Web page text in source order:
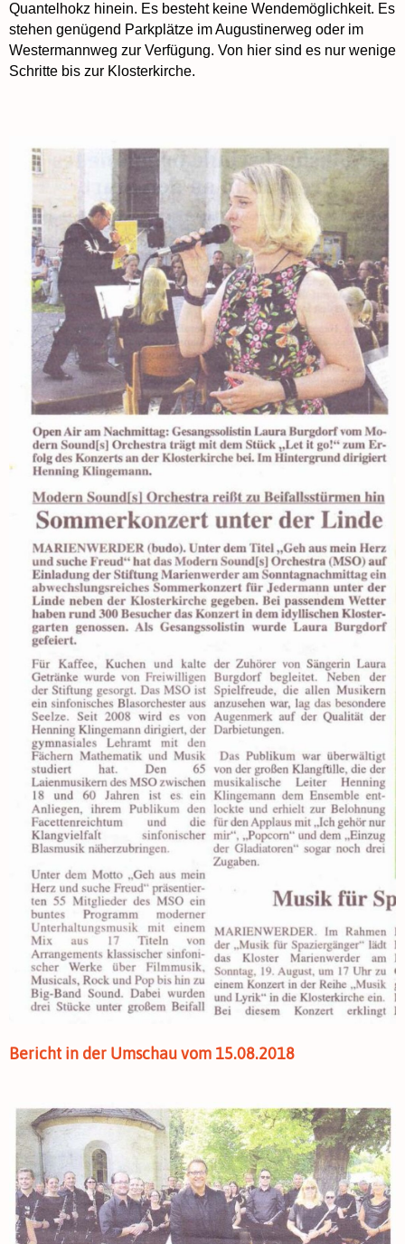
Quantelhokz hinein. Es besteht keine Wendemöglichkeit. Es
stehen genügend Parkplätze im Augustinerweg oder im
Westermannweg zur Verfügung. Von hier sind es nur wenige
Schritte bis zur Klosterkirche.
Bericht in der Umschau vom 15.08.2018